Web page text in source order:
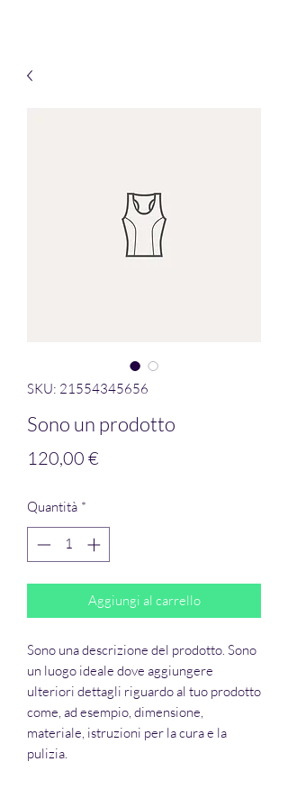
SKU: 21554345656
Sono un prodotto
120,00 €
Quantità *
Aggiungi al carrello
Sono una descrizione del prodotto. Sono
un luogo ideale dove aggiungere
ulteriori dettagli riguardo al tuo prodotto
come, ad esempio, dimensione,
materiale, istruzioni per la cura e la
pulizia.